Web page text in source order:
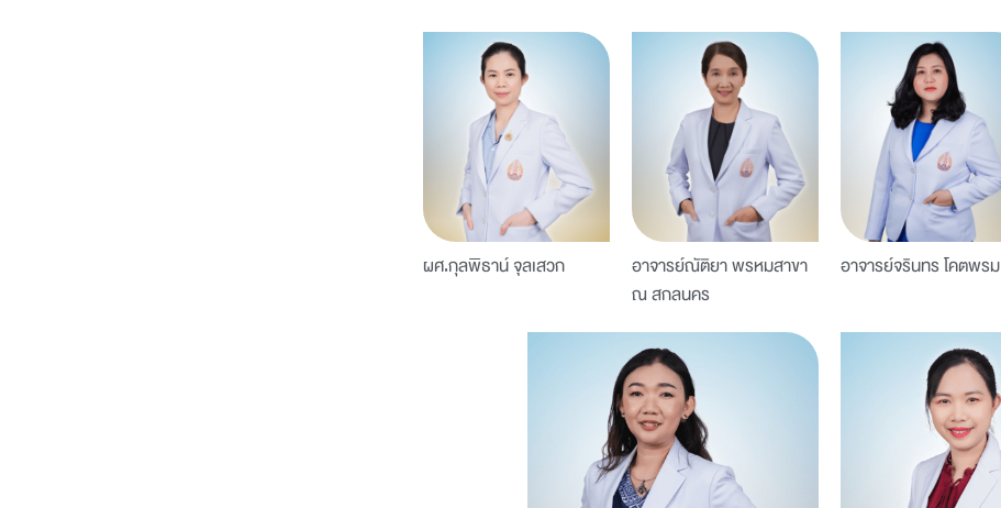
ผศ.กุลพิธาน์ จุลเสวก
อาจารย์ณัติยา พรหมสาขา
ณ สกลนคร
อาจารย์จรินทร โคตพรม